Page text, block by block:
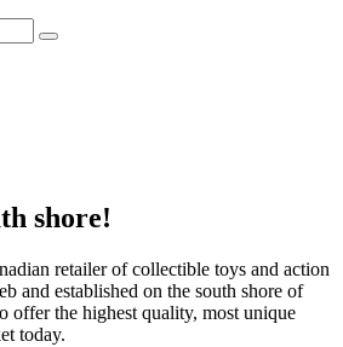
shore!
retailer of collectible toys and action
and established on the south shore of
offer the highest quality, most unique
today.